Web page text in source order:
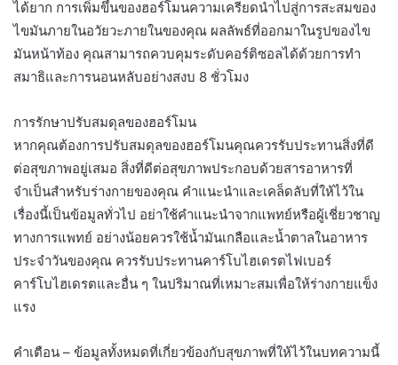
ได้ยาก การเพิ่มขึ้นของฮอร์โมนความเครียดนำไปสู่การสะสมของ
ไขมันภายในอวัยวะภายในของคุณ ผลลัพธ์ที่ออกมาในรูปของไข
มันหน้าท้อง คุณสามารถควบคุมระดับคอร์ติซอลได้ด้วยการทำ
สมาธิและการนอนหลับอย่างสงบ 8 ชั่วโมง
การรักษาปรับสมดุลของฮอร์โมน
หากคุณต้องการปรับสมดุลของฮอร์โมนคุณควรรับประทานสิ่งที่ดี
ต่อสุขภาพอยู่เสมอ สิ่งที่ดีต่อสุขภาพประกอบด้วยสารอาหารที่
จำเป็นสำหรับร่างกายของคุณ คำแนะนำและเคล็ดลับที่ให้ไว้ใน
เรื่องนี้เป็นข้อมูลทั่วไป อย่าใช้คำแนะนำจากแพทย์หรือผู้เชี่ยวชาญ
ทางการแพทย์ อย่างน้อยควรใช้น้ำมันเกลือและน้ำตาลในอาหาร
ประจำวันของคุณ ควรรับประทานคาร์โบไฮเดรตไฟเบอร์
คาร์โบไฮเดรตและอื่น ๆ ในปริมาณที่เหมาะสมเพื่อให้ร่างกายแข็ง
แรง
คำเตือน – ข้อมูลทั้งหมดที่เกี่ยวข้องกับสุขภาพที่ให้ไว้ในบทความนี้